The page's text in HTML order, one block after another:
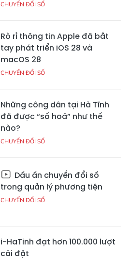
CHUYỂN ĐỔI SỐ
Rò rỉ thông tin Apple đã bắt
tay phát triển iOS 28 và
macOS 28
CHUYỂN ĐỔI SỐ
Những công dân tại Hà Tĩnh
đã được “số hoá” như thế
nào?
CHUYỂN ĐỔI SỐ
Dấu ấn chuyển đổi số
trong quản lý phương tiện
CHUYỂN ĐỔI SỐ
i-HaTinh đạt hơn 100.000 lượt
cài đặt